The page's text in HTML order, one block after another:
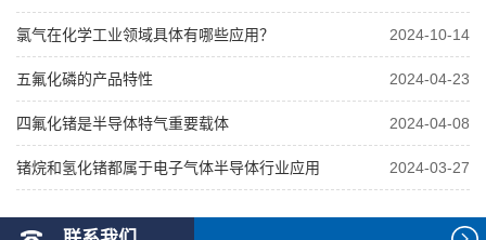
氯气在化学工业领域具体有哪些应用？ 2024-10-14
五氟化磷的产品特性 2024-04-23
四氟化锗是半导体特气重要载体 2024-04-08
锗烷和氢化锗都属于电子气体半导体行业应用 2024-03-27